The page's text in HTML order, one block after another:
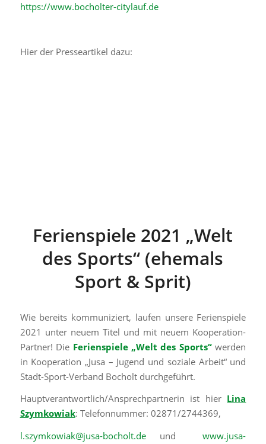
https://www.bocholter-citylauf.de
Hier der Presseartikel dazu:
Ferienspiele 2021 „Welt
des Sports“ (ehemals
Sport & Sprit)
Wie bereits kommuniziert, laufen unsere Ferienspiele
2021 unter neuem Titel und mit neuem Kooperation-
Partner! Die Ferienspiele „Welt des Sports“werden
in Kooperation „Jusa – Jugend und soziale Arbeit“ und
Stadt-Sport-Verband Bocholt durchgeführt.
Hauptverantwortlich/Ansprechpartnerin ist hier Lina
Szymkowiak: Telefonnummer: 02871/2744369,
l.szymkowiak@jusa-bocholt.deundwww.jusa-